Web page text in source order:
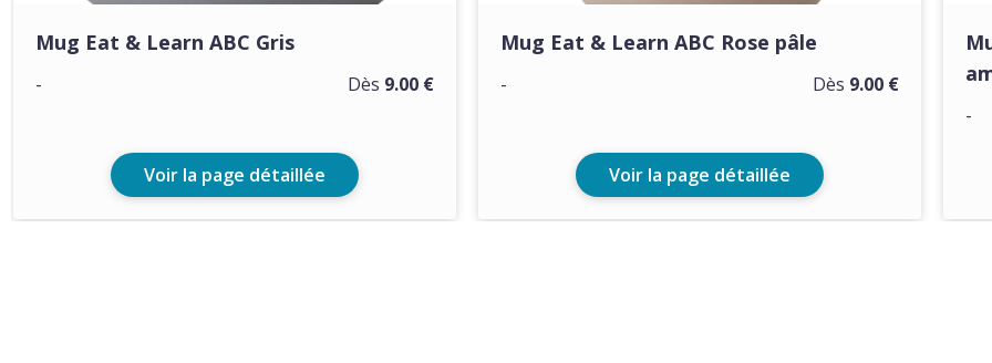
Mug Eat & Learn ABC Gris
Dès 9.00 €
-
Voir la page détaillée
Mug Eat & Learn ABC Rose pâle
Dès 9.00 €
-
Voir la page détaillée
-